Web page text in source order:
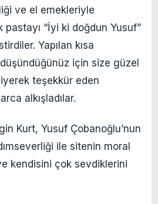
ve el emekleriyle
pastayı “İyi ki doğdun Yusuf”
Yapılan kısa
için size güzel
teşekkür eden
alkışladılar.
Kurt, Yusuf Çobanoğlu’nun
ile sitenin moral
kendisini çok sevdiklerini